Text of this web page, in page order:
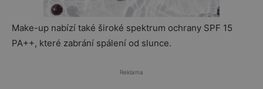
Make-up nabízí také široké spektrum ochrany SPF 15
PA++, které zabrání spálení od slunce.
Reklama